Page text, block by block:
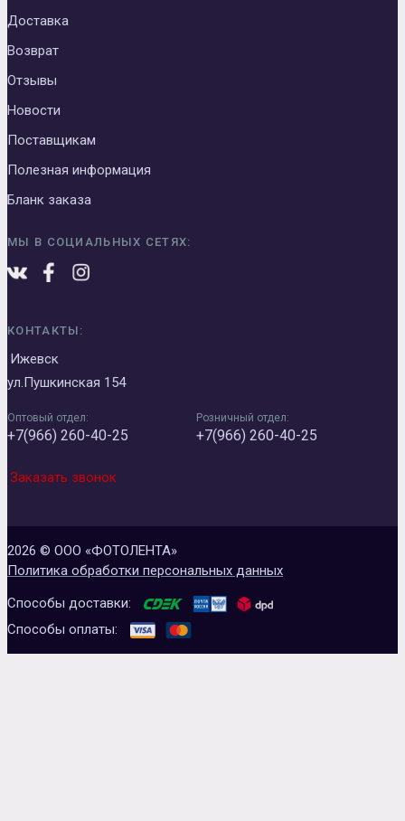
Доставка
Возврат
Отзывы
Новости
Поставщикам
Полезная информация
Бланк заказа
МЫ В СОЦИАЛЬНЫХ СЕТЯХ:
КОНТАКТЫ:
Ижевск
ул.Пушкинская 154
Оптовый отдел:
+7(966) 260-40-25
Розничный отдел:
+7(966) 260-40-25
Заказать звонок
2026 © ООО «ФОТОЛЕНТА»
Политика обработки персональных данных
Способы доставки:
Способы оплаты: